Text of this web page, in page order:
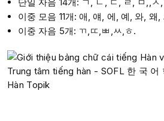
단일 자음 14개: ㄱ, ㄴ, ㄷ, ㄹ, ㅁ,,
이중 모음 11개: 애, 얘, 에, 예, 와, 왜
이중 자음 5개: ㄲ,ㄸ,ㅃ,ㅆ,ㅎ.